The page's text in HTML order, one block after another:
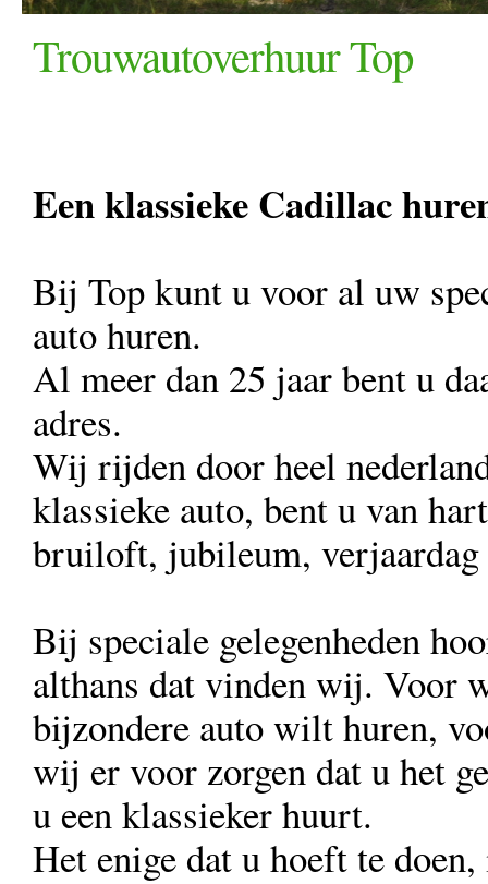
Trouwautoverhuur Top
Een klassieke Cadillac
Bij Top kunt u voor al uw
auto huren.
Al meer dan 25 jaar bent u
adres.
Wij rijden door heel
klassieke auto, bent u van
bruiloft, jubileum,
Bij speciale gelegenheden
althans dat vinden wij. Voor
bijzondere auto wilt huren,
wij er voor zorgen dat u het
u een klassieker huurt.
Het enige dat u hoeft te